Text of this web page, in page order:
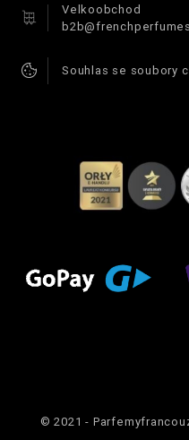
Velkoobchod
Souhlas se soubory
© 2021 -